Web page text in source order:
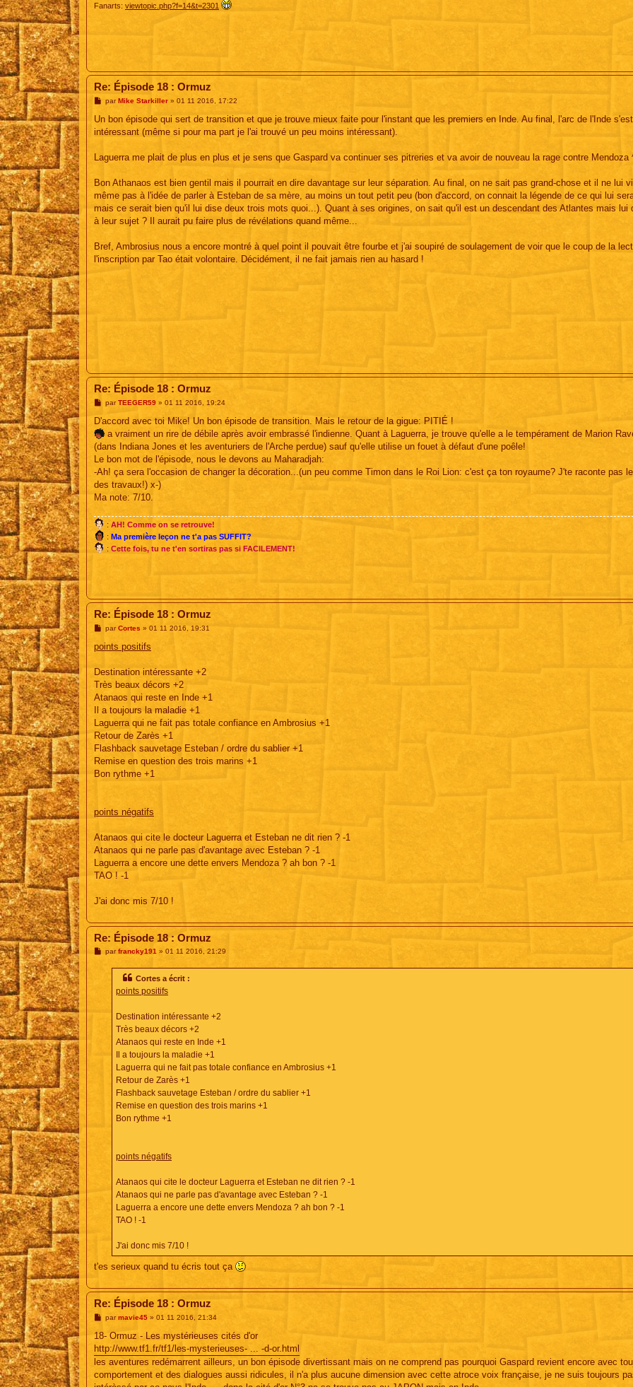
Fanarts: viewtopic.php?f=14&t=2301
Re: Épisode 18 : Ormuz
M
s
a
par Mike Starkiller» 01 11 2016, 17:22
Un bon épisode qui sert de transition et que je trouve mieux faite pour l'instant que les premiers en Inde. Au final, l'arc de l'Inde
intéressant (même si pour ma part je l'ai trouvé un peu moins intéressant).
Laguerra me plait de plus en plus et je sens que Gaspard va continuer ses pitreries et va avoir de nouveau la rage contre Mendoza
Bon Athanaos est bien gentil mais il pourrait en dire davantage sur leur séparation. Au final, on ne sait pas grand-chose et il ne lui
même pas à l'idée de parler à Esteban de sa mère, au moins un tout petit peu (bon d'accord, on connait la légende de ce qui lui
mais ce serait bien qu'il lui dise deux trois mots quoi...). Quant à ses origines, on sait qu'il est un descendant des Atlantes mais lui
à leur sujet ? Il aurait pu faire plus de révélations quand même...
Bref, Ambrosius nous a encore montré à quel point il pouvait être fourbe et j'ai soupiré de soulagement de voir que le coup de la
l'inscription par Tao était volontaire. Décidément, il ne fait jamais rien au hasard !
Re: Épisode 18 : Ormuz
M
s
a
g
parTEEGER59» 01 11 2016, 19:24
D'accord avec toi Mike! Un bon épisode de transition. Mais le retour de la gigue: PITIÉ !
a vraiment un rire de débile après avoir embrassé l'indienne. Quant à Laguerra, je trouve qu'elle a le tempérament de Marion
(dans Indiana Jones et les aventuriers de l'Arche perdue) sauf qu'elle utilise un fouet à défaut d'une poêle!
Le bon mot de l'épisode, nous le devons au Maharadjah:
-Ah! ça sera l'occasion de changer la décoration...(un peu comme Timon dans le Roi Lion: c'est ça ton royaume? J'te raconte pas
des travaux!) x-)
Ma note: 7/10.
: AH! Comme on se retrouve!
: Ma première leçon ne t'a pas SUFFIT?
: Cette fois, tu ne t'en sortiras pas si FACILEMENT!
Re: Épisode 18 : Ormuz
M
s
s
g
par Cortes » 01 11 2016, 19:31
points positifs
Destination intéressante +2
Très beaux décors +2
Atanaos qui reste en Inde +1
Il a toujours la maladie +1
Laguerra qui ne fait pas totale confiance en Ambrosius +1
Retour de Zarès +1
Flashback sauvetage Esteban / ordre du sablier +1
Remise en question des trois marins +1
Bon rythme +1
points négatifs
Atanaos qui cite le docteur Laguerra et Esteban ne dit rien ? -1
Atanaos qui ne parle pas d'avantage avec Esteban ? -1
Laguerra a encore une dette envers Mendoza ? ah bon ? -1
TAO ! -1
J'ai donc mis 7/10 !
Re: Épisode 18 : Ormuz
Mparfrancky191 » 01 11 2016, 21:29
Cortes a écrit :
points positifs
Destination intéressante +2
Très beaux décors +2
Atanaos qui reste en Inde +1
Il a toujours la maladie +1
Laguerra qui ne fait pas totale confiance en Ambrosius +1
Retour de Zarès +1
Flashback sauvetage Esteban / ordre du sablier +1
Remise en question des trois marins +1
Bon rythme +1
points négatifs
Atanaos qui cite le docteur Laguerra et Esteban ne dit rien ? -1
Atanaos qui ne parle pas d'avantage avec Esteban ? -1
Laguerra a encore une dette envers Mendoza ? ah bon ? -1
TAO ! -1
J'ai donc mis 7/10 !
t'es serieux quand tu écris tout ça
Re: Épisode 18 : Ormuz
M
s
a
g
e
parmavie45» 01 11 2016, 21:34
18- Ormuz - Les mystérieuses cités d'or
http://www.tf1.fr/tf1/les-mysterieuses- ... -d-or.html
les aventures redémarrent ailleurs, un bon épisode divertissant mais on ne comprend pas pourquoi Gaspard revient encore avec
comportement et des dialogues aussi ridicules, il n'a plus aucune dimension avec cette atroce voix française, je ne suis toujours